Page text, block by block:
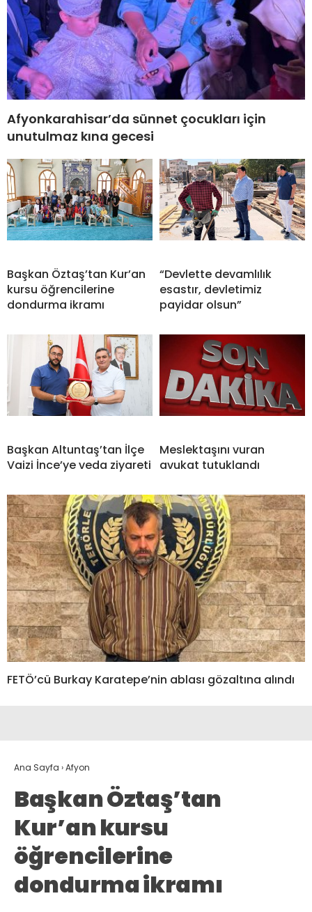
Afyonkarahisar’da sünnet çocukları için
unutulmaz kına gecesi
Başkan Öztaş’tan Kur’an
kursu öğrencilerine
dondurma ikramı
“Devlette devamlılık
esastır, devletimiz
payidar olsun”
Başkan Altuntaş’tan İlçe
Vaizi İnce’ye veda ziyareti
Meslektaşını vuran
avukat tutuklandı
FETÖ’cü Burkay Karatepe’nin ablası gözaltına alındı
Ana Sayfa ›Afyon
Başkan Öztaş’tan
Kur’an kursu
öğrencilerine
dondurma ikramı